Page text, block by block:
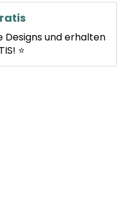
Designs und erhalten
⭐